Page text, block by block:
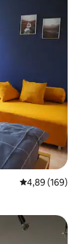
Évaluation
4,89 (169)